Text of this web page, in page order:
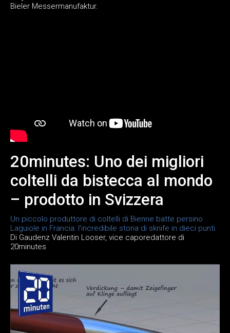
Bieler Messermanufaktur.
20minutes: Uno dei migliori
coltelli da bistecca al mondo
– prodotto in Svizzera
Un piccolo produttore di coltelli di Bienne batte persino
Laguiole in Francia: l'incredibile storia di sknife in dieci punti.
Di Gaudenz Valentin Looser, vice caporedattore di
20minutes